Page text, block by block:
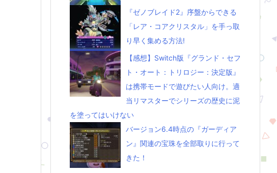
『ゼノブレイド2』序盤からできる
「レア・コアクリスタル」を手っ取
り早く集める方法!
【感想】Switch版『グランド・セフ
ト・オート：トリロジー：決定版』
は携帯モードで遊びたい人向け。適
当リマスターでシリーズの歴史に泥
を塗ってはいけない
バージョン6.4時点の『ガーディア
ン』関連の宝珠を全部取りに行って
きた！